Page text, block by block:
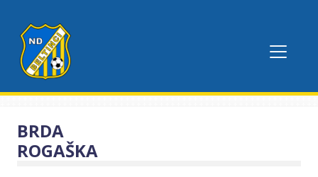
BRDA
ROGAŠKA